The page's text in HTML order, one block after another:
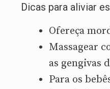
Dicas para aliviar
Ofereça
Massagear
as gengivas
Para os